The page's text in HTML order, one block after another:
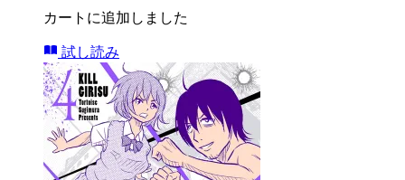
カートに追加しました
試し読み